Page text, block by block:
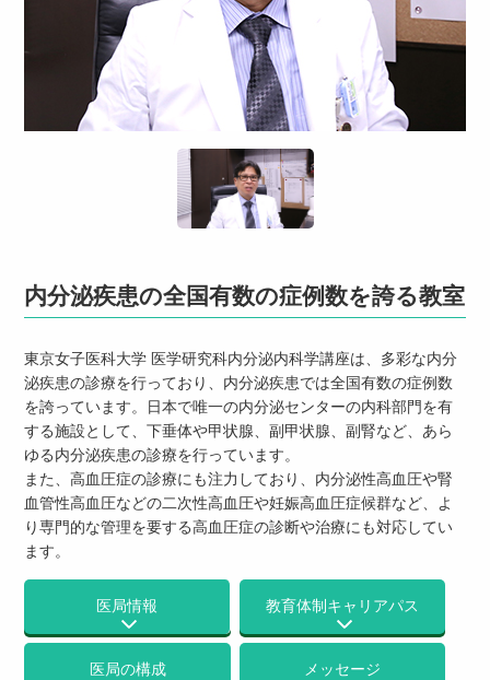
内分泌疾患の全国有数の症例数を誇る教室
東京女子医科大学 医学研究科内分泌内科学講座は、多彩な内分
泌疾患の診療を行っており、内分泌疾患では全国有数の症例数
を誇っています。日本で唯一の内分泌センターの内科部門を有
する施設として、下垂体や甲状腺、副甲状腺、副腎など、あら
ゆる内分泌疾患の診療を行っています。
また、高血圧症の診療にも注力しており、内分泌性高血圧や腎
血管性高血圧などの二次性高血圧や妊娠高血圧症候群など、よ
り専門的な管理を要する高血圧症の診断や治療にも対応してい
ます。
医局情報 教育体制キャリアパス
医局の構成 メッセージ